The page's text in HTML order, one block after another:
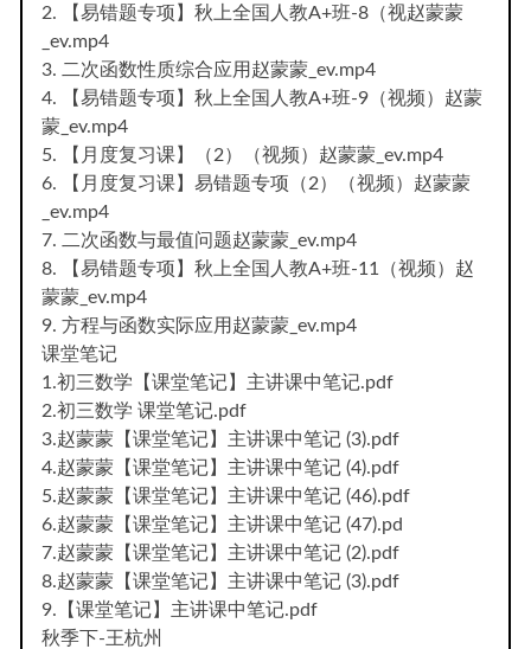
2. 【易错题专项】秋上全国人教A+班-8（视赵蒙蒙
_ev.mp4
3. 二次函数性质综合应用赵蒙蒙_ev.mp4
4. 【易错题专项】秋上全国人教A+班-9（视频）赵蒙
蒙_ev.mp4
5. 【月度复习课】（2）（视频）赵蒙蒙_ev.mp4
6. 【月度复习课】易错题专项（2）（视频）赵蒙蒙
_ev.mp4
7. 二次函数与最值问题赵蒙蒙_ev.mp4
8. 【易错题专项】秋上全国人教A+班-11（视频）赵
蒙蒙_ev.mp4
9. 方程与函数实际应用赵蒙蒙_ev.mp4
课堂笔记
1.初三数学【课堂笔记】主讲课中笔记.pdf
2.初三数学 课堂笔记.pdf
3.赵蒙蒙【课堂笔记】主讲课中笔记 (3).pdf
4.赵蒙蒙【课堂笔记】主讲课中笔记 (4).pdf
5.赵蒙蒙【课堂笔记】主讲课中笔记 (46).pdf
6.赵蒙蒙【课堂笔记】主讲课中笔记 (47).pd
7.赵蒙蒙【课堂笔记】主讲课中笔记 (2).pdf
8.赵蒙蒙【课堂笔记】主讲课中笔记 (3).pdf
9.【课堂笔记】主讲课中笔记.pdf
秋季下-王杭州